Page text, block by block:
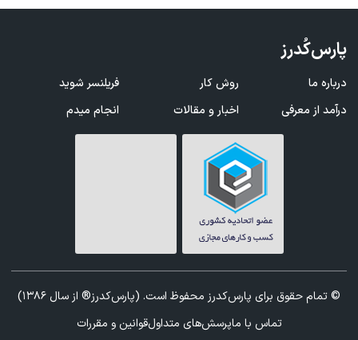
پارس‌کُدرز
درباره ما روش کار
فریلنسر شوید
درآمد از معرفی
اخبار و مقالات انجام میدم
© تمام حقوق برای پارس‌کدرز محفوظ است. (پارس‌کدرز® از سال 1386)
تماس با ماپرسش‌های متداولقوانین و مقررات